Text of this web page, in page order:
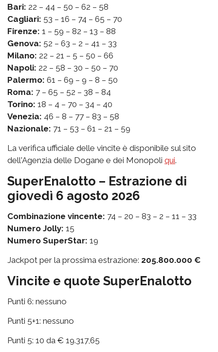
Bari: 22 – 44 – 50 – 62 – 58
Cagliari: 53 – 16 – 74 – 65 – 70
Firenze: 1 – 59 – 82 – 13 – 88
Genova: 52 – 63 – 2 – 41 – 33
Milano: 22 – 21 – 5 – 50 – 66
Napoli: 22 – 58 – 30 – 50 – 70
Palermo: 61 – 69 – 9 – 8 – 50
Roma: 7 – 65 – 52 – 38 – 84
Torino: 18 – 4 – 70 – 34 – 40
Venezia: 46 – 8 – 77 – 83 – 58
Nazionale: 71 – 53 – 61 – 21 – 59
La verifica ufficiale delle vincite è disponibile sul sito
dell'Agenzia delle Dogane e dei Monopoli qui.
SuperEnalotto – Estrazione di
giovedì 6 agosto 2026
Combinazione vincente: 74 – 20 – 83 – 2 – 11 – 33
Numero Jolly: 15
Numero SuperStar: 19
Jackpot per la prossima estrazione: 205.800.000 €
Vincite e quote SuperEnalotto
Punti 6: nessuno
Punti 5+1: nessuno
Punti 5: 10 da € 19.317,65